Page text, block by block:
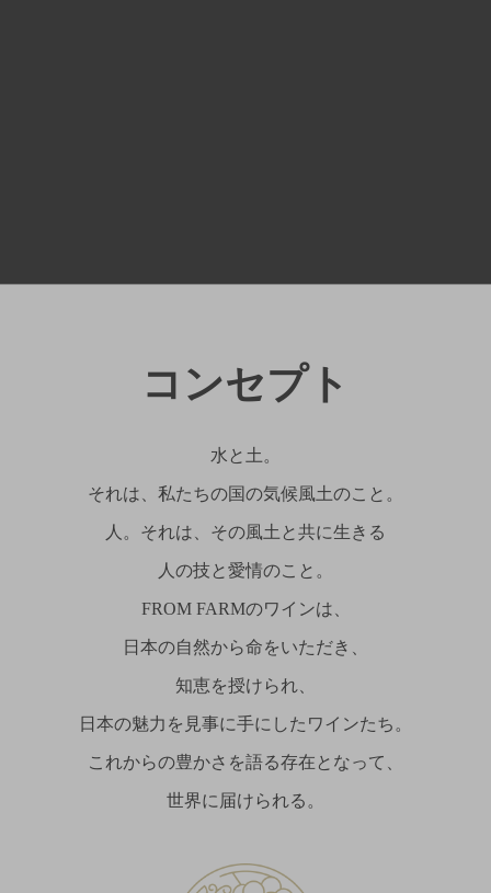
コンセプト
水と土。
それは、私たちの国の気候風土のこと。
人。それは、その風土と共に生きる
人の技と愛情のこと。
FROM FARMのワインは、
日本の自然から命をいただき、
知恵を授けられ、
日本の魅力を見事に手にしたワインたち。
これからの豊かさを語る存在となって、
世界に届けられる。